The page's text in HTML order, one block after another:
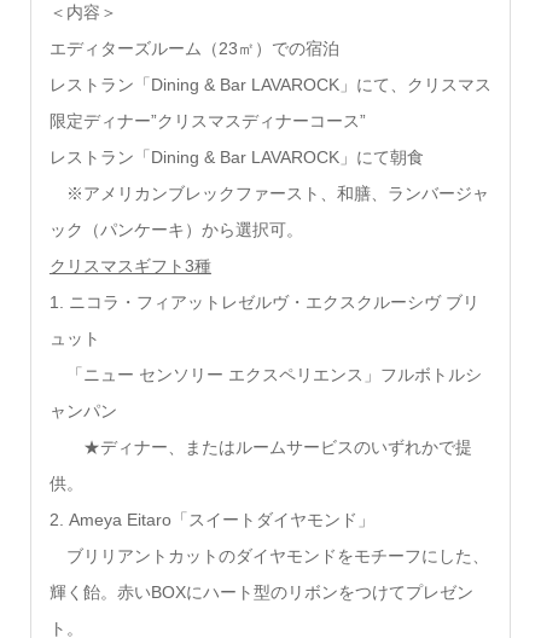
＜内容＞
エディターズルーム（23㎡）での宿泊
レストラン「Dining & Bar LAVAROCK」にて、クリスマス
限定ディナー”クリスマスディナーコース”
レストラン「Dining & Bar LAVAROCK」にて朝食
※アメリカンブレックファースト、和膳、ランバージャ
ック（パンケーキ）から選択可。
クリスマスギフト3種
1. ニコラ・フィアットレゼルヴ・エクスクルーシヴ ブリ
ュット
「ニュー センソリー エクスペリエンス」フルボトルシ
ャンパン
★ディナー、またはルームサービスのいずれかで提
供。
2. Ameya Eitaro「スイートダイヤモンド」
ブリリアントカットのダイヤモンドをモチーフにした、
輝く飴。赤いBOXにハート型のリボンをつけてプレゼン
ト。